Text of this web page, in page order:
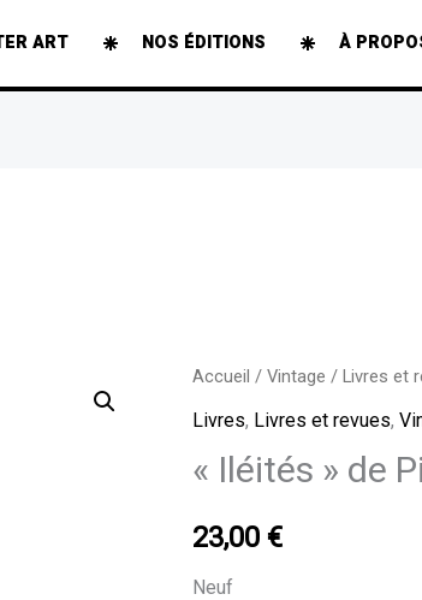
ART NOS ÉDITIONS À
Accueil /Vintage /Livres et
Livres, Livres et revues,
« Iléités » de
23,00€
Neuf
quantité
de
de
Gui